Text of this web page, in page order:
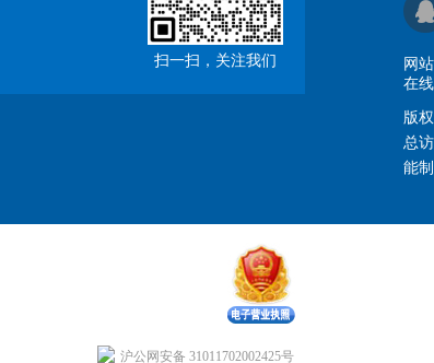
扫一扫，关注我们 网站
在
版
总
能
沪公网安备 31011702002425号